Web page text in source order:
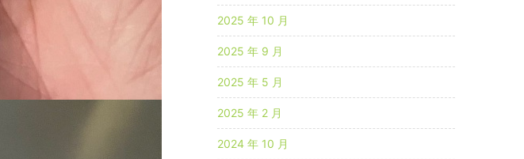
2025 年 10 月
2025 年 9 月
2025 年 5 月
2025 年 2 月
2024 年 10 月